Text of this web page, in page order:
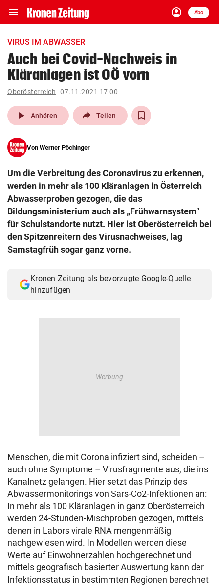
menu Navigation
ein-/ausklappen
account_circle
Anmelden
Abo
close Schließen
account_circle Anmelden
arrow_right
pin_drop
Wien arrow_right
search
eingeben
© Krone Multimedia GmbH & Co KG 2026
Muthgasse 2, 1190 Wien
VIRUS IM ABWASSER
Auch bei Covid-Nachweis in
Kläranlagen ist OÖ vorn
Oberösterreich 07.11.2021 17:00
play_arrow Anhören Teilen
Von Werner Pöchinger
Um die Verbreitung des Coronavirus zu erkennen,
werden in mehr als 100 Kläranlagen in Österreich
Abwasserproben gezogen, die das
Bildungsministerium auch als „Frühwarnsystem“
für Schulstandorte nutzt. Hier ist Oberösterreich bei
den Spitzenreitern des Virusnachweises, lag
Samstagfrüh sogar ganz vorne.
Kronen Zeitung als bevorzugte Google-Quelle
hinzufügen
Menschen, die mit Corona infiziert sind, scheiden –
auch ohne Symptome – Virusfragmente aus, die ins
Kanalnetz gelangen. Hier setzt das Prinzip des
Abwassermonitorings von Sars-Co2-Infektionen an:
In mehr als 100 Kläranlagen in ganz Oberösterreich
werden 24-Stunden-Mischproben gezogen, mittels
denen in Labors virale RNA mengenmäßig
nachgewiesen wird. In Modellen werden diese
Werte auf Einwohnerzahlen hochgerechnet und
mittels geografisch basierter Auswertung kann der
Infektionsstatus in bestimmten Regionen berechnet